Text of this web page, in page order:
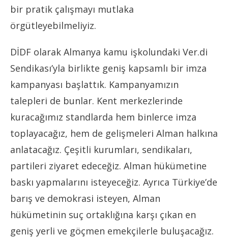
bir pratik çalışmayı mutlaka
örgütleyebilmeliyiz.
DİDF olarak Almanya kamu işkolundaki Ver.di
Sendikası’yla birlikte geniş kapsamlı bir imza
kampanyası başlattık. Kampanyamızın
talepleri de bunlar. Kent merkezlerinde
kuracağımız standlarda hem binlerce imza
toplayacağız, hem de gelişmeleri Alman halkına
anlatacağız. Çeşitli kurumları, sendikaları,
partileri ziyaret edeceğiz. Alman hükümetine
baskı yapmalarını isteyeceğiz. Ayrıca Türkiye’de
barış ve demokrasi isteyen, Alman
hükümetinin suç ortaklığına karşı çıkan en
geniş yerli ve göçmen emekçilerle buluşacağız.